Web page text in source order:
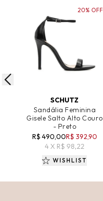
SCHUTZ
Sandália Feminina
Gisele Salto Alto Couro
- Preto
R$ 490,00R$ 392,90
4 X R$ 98,22
20% OFF
WISHLIST